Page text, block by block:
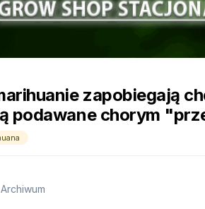
zapobiegają
podawane chorym
Archiwum